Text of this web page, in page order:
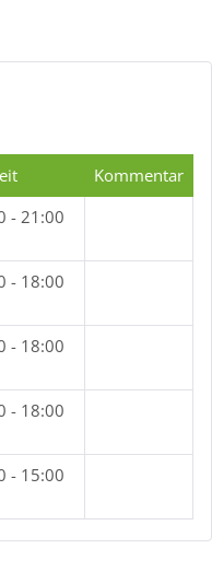
Kommentar
- 21:00
- 18:00
- 18:00
- 18:00
- 15:00